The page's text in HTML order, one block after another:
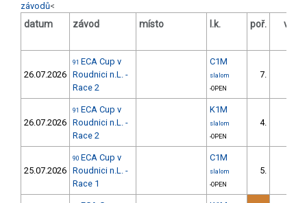
závodů<
datum závod místo l.k. poř. v.k.
26.07.2026
91 ECA Cup v
Roudnici n.L. -
Race 2
C1M
slalom
-OPEN
7.
26.07.2026
91 ECA Cup v
Roudnici n.L. -
Race 2
K1M
slalom
-OPEN
4.
25.07.2026
90 ECA Cup v
Roudnici n.L. -
Race 1
C1M
slalom
-OPEN
5.